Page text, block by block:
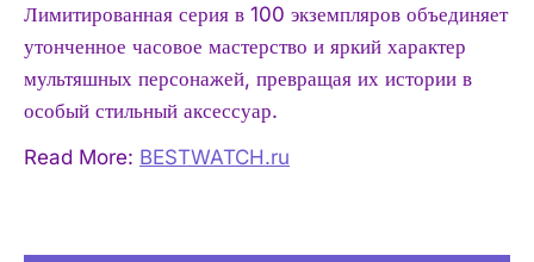
Лимитированная серия в 100 экземпляров объединяет
утонченное часовое мастерство и яркий характер
мультяшных персонажей, превращая их истории в
особый стильный аксессуар.
Read More: BESTWATCH.ru